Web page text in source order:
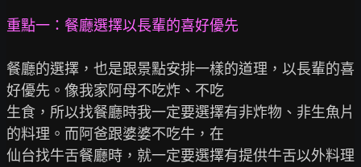
重點一：餐廳選擇以長輩的喜好優先
餐廳的選擇，也是跟景點安排一樣的道理，以長輩的喜
好優先。像我家阿母不吃炸、不吃
生食，所以找餐廳時我一定要選擇有非炸物、非生魚片
的料理。而阿爸跟婆婆不吃牛，在
仙台找牛舌餐廳時，就一定要選擇有提供牛舌以外料理